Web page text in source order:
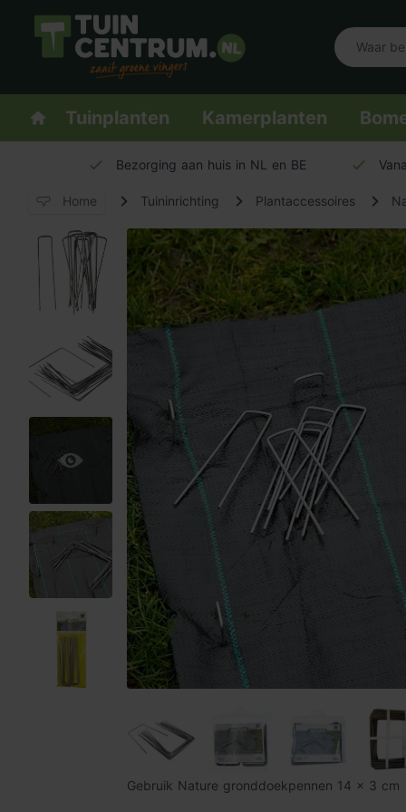
Logo Tuincentrum.nl
Homepage
Tuinplanten Kamerplanten
Bezorging aan huis in NL en BE
Home Tuininrichting Plantaccessoires
Gebruik Nature gronddoekpennen 14 x 3 cm